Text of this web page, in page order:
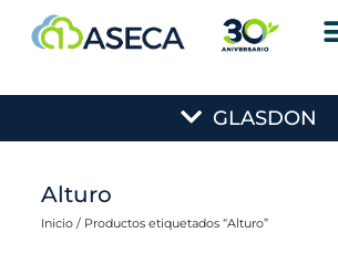
Main
Menu
GLASDON
Alturo
Inicio / Productos etiquetados “Alturo”